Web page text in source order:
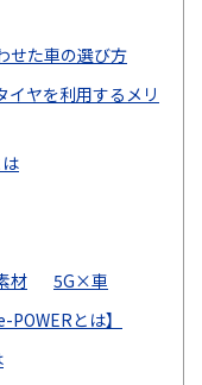
せた車の選び方
イヤを利用するメリ
材
5G×車
e-POWERとは】